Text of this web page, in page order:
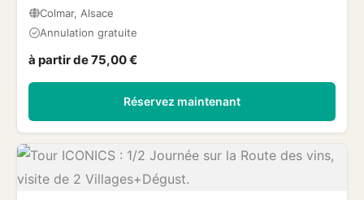
Colmar, Alsace
Annulation gratuite
à partir de 75,00 €
Réservez maintenant